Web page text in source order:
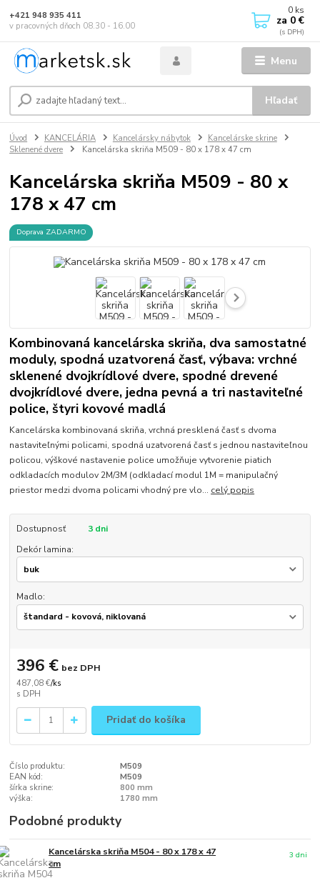
Menu
Hľadať
+421 948 935 411
v pracovných dňoch 08.30 - 16.00
0 ks
za 0 €
Úvod KANCELÁRIA Kancelársky nábytok
Kancelárske skrine
Sklenené dvere
Kancelárska skriňa M509 - 80 x 178 x 47 cm
Kancelárska skriňa M509 - 80 x
178 x 47 cm
Doprava ZADARMO
Kombinovaná kancelárska skriňa, dva samostatné
moduly, spodná uzatvorená časť, výbava: vrchné
sklenené dvojkrídlové dvere, spodné drevené
dvojkrídlové dvere, jedna pevná a tri nastaviteľné
police, štyri kovové madlá
Kancelárska kombinovaná skriňa, vrchná presklená časť s dvoma
nastaviteľnými policami, spodná uzatvorená časť s jednou nastaviteľnou
policou, výškové nastavenie police umožňuje vytvorenie piatich
odkladacích modulov 2M/3M (odkladací modul 1M = manipulačný
priestor medzi dvoma policami vhodný pre vlo... celý popis
Dostupnosť
3 dni
Dekór lamina:
Madlo:
487,08 €/ks
396 € bez DPH
Pridať do košíka
Číslo produktu:
M509
EAN kód:
M509
šírka skrine:
800 mm
výška:
1780 mm
Podobné produkty
Kancelárska skriňa M504 - 80 x 178 x 47
cm
3 dni